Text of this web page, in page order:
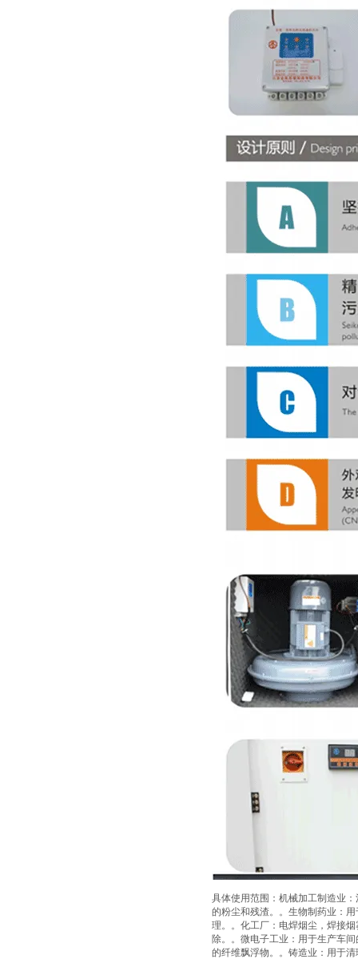
具体使用范围：机械加工制造业
的粉尘和残渣。。生物制药业：
理。。化工厂：电焊烟尘，焊接
除。。微电子工业：用于生产车
的纤维飘浮物。。铸造业：用于